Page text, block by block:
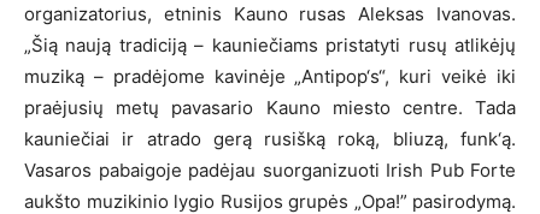
organizatorius, etninis Kauno rusas Aleksas Ivanovas.
„Šią naują tradiciją – kauniečiams pristatyti rusų atlikėjų
muziką – pradėjome kavinėje „Antipop‘s“, kuri veikė iki
praėjusių metų pavasario Kauno miesto centre. Tada
kauniečiai ir atrado gerą rusišką roką, bliuzą, funk‘ą.
Vasaros pabaigoje padėjau suorganizuoti Irish Pub Forte
aukšto muzikinio lygio Rusijos grupės „Opa!” pasirodymą.